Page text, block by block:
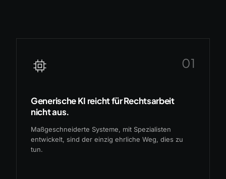
01
Generische KI reicht für Rechtsarbeit
nicht aus.
Maßgeschneiderte Systeme, mit Spezialisten
entwickelt, sind der einzig ehrliche Weg, dies zu
tun.